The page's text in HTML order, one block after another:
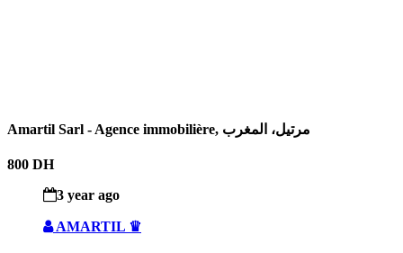
Amartil Sarl - Agence immobilière, مرتيل، المغرب
800 DH
3 year ago
AMARTIL ♛